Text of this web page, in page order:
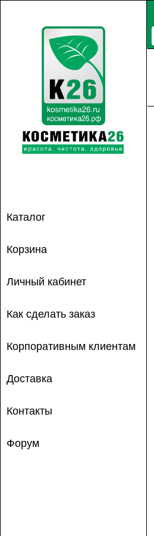
Каталог
Корзина
Личный кабинет
Как сделать заказ
Корпоративным клиентам
Доставка
Контакты
Форум